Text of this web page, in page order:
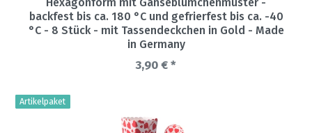
backfest bis ca. 180 °C und gefrierfest bis ca. -40
°C - 8 Stück - mit Tassendeckchen in Gold - Made
in Germany
3,90 € *
Artikelpaket